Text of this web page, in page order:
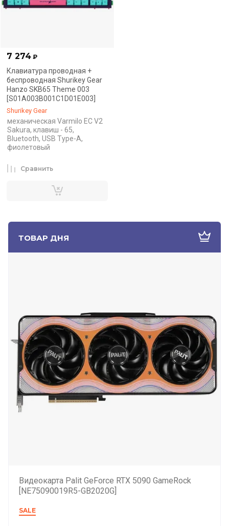
ТОВАР ДНЯ
Видеокарта Palit GeForce RTX 5090 GameRock
[NE75090019R5-GB2020G]
SALE
7 274 ₽
Клавиатура проводная +
беспроводная Shurikey Gear
Hanzo SKB65 Theme 003
[S01A003B001C1D01E003]
Shurikey Gear
механическая Varmilo EC V2
Sakura, клавиш - 65,
Bluetooth, USB Type-A,
фиолетовый
Сравнить